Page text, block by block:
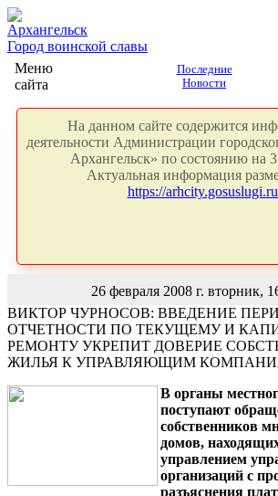
Архангельск
Город воинской славы
Меню
сайта
Последние
Новости
На данном сайте содержится
деятельности Администрации
Архангельск» по состоянию на
Актуальная информация
https://
26 февраля 2008 г. вторник,
ВИКТОР ЧУРНОСОВ: ВВЕДЕНИЕ
ОТЧЕТНОСТИ ПО ТЕКУЩЕМУ И
РЕМОНТУ УКРЕПИТ ДОВЕРИЕ
ЖИЛЬЯ К УПРАВЛЯЮЩИМ
В органы
поступают
собственников
домов,
управлением
организаций с
разъяснения